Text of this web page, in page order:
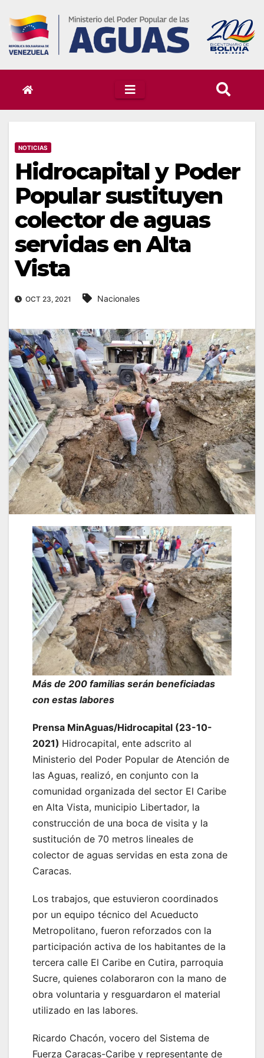
content
NOTICIAS
Hidrocapital y Poder
Popular sustituyen
colector de aguas
servidas en Alta
Vista
OCT 23, 2021 Nacionales
Más de 200 familias serán beneficiadas
con estas labores
Prensa MinAguas/Hidrocapital (23-10-
2021) Hidrocapital, ente adscrito al
Ministerio del Poder Popular de Atención de
las Aguas, realizó, en conjunto con la
comunidad organizada del sector El Caribe
en Alta Vista, municipio Libertador, la
construcción de una boca de visita y la
sustitución de 70 metros lineales de
colector de aguas servidas en esta zona de
Caracas.
Los trabajos, que estuvieron coordinados
por un equipo técnico del Acueducto
Metropolitano, fueron reforzados con la
participación activa de los habitantes de la
tercera calle El Caribe en Cutira, parroquia
Sucre, quienes colaboraron con la mano de
obra voluntaria y resguardaron el material
utilizado en las labores.
Ricardo Chacón, vocero del Sistema de
Fuerza Caracas-Caribe y representante de